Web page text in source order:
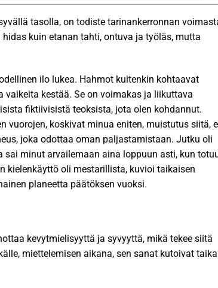
tasolla, on todiste tarinankerronnan
kuin etanan tahti, ontuva ja työläs, mutta
ilo lukea. Hahmot kuitenkin kohtaavat
kestää. Se on voimakas ja liikuttava
fiktiivisistä teoksista, jota olen kohdannut.
vuorojen, koskivat minua eniten, muistutus siitä,
joka odottaa oman paljastamistaan. Jutku oli
minut arvailemaan aina loppuun asti, kun
kielenkäyttö oli mestarillista, kuvioi taikaisen
planeetta päätöksen vuoksi.
kevytmielisyyttä ja syvyyttä, mikä tekee siitä
miettelemisen aikana, sen sanat kutoivat